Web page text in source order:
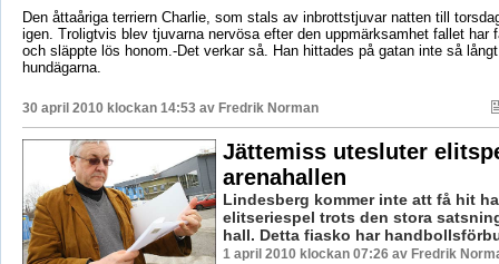
Den åttaåriga terriern Charlie, som stals av inbrottstjuvar natten till
igen. Troligtvis blev tjuvarna nervösa efter den uppmärksamhet fallet har
och släppte lös honom.-Det verkar så. Han hittades på gatan inte så
hundägarna.
30 april 2010 klockan 14:53 av Fredrik Norman
Jättemiss utesluter
arenahallen
Lindesberg kommer inte att få hit
elitseriespel trots den stora
hall. Detta fiasko har
1 april 2010 klockan 07:26 av Fredrik